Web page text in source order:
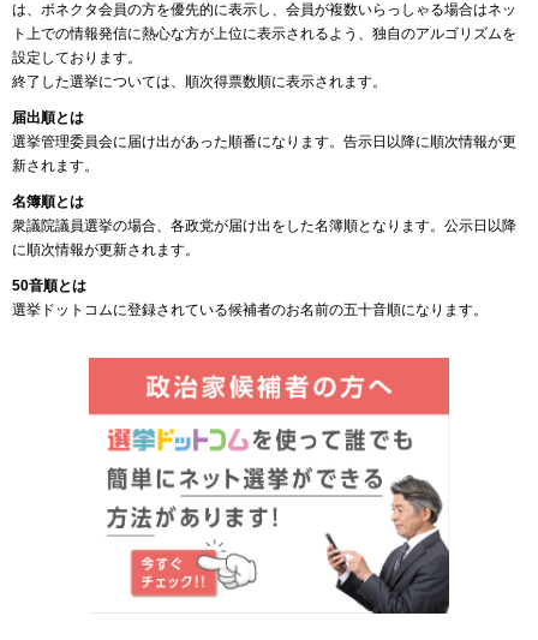
は、ボネクタ会員の方を優先的に表示し、会員が複数いらっしゃる場合はネッ
ト上での情報発信に熱心な方が上位に表示されるよう、独自のアルゴリズムを
設定しております。
終了した選挙については、順次得票数順に表示されます。
届出順とは
選挙管理委員会に届け出があった順番になります。告示日以降に順次情報が更
新されます。
名簿順とは
衆議院議員選挙の場合、各政党が届け出をした名簿順となります。公示日以降
に順次情報が更新されます。
50音順とは
選挙ドットコムに登録されている候補者のお名前の五十音順になります。